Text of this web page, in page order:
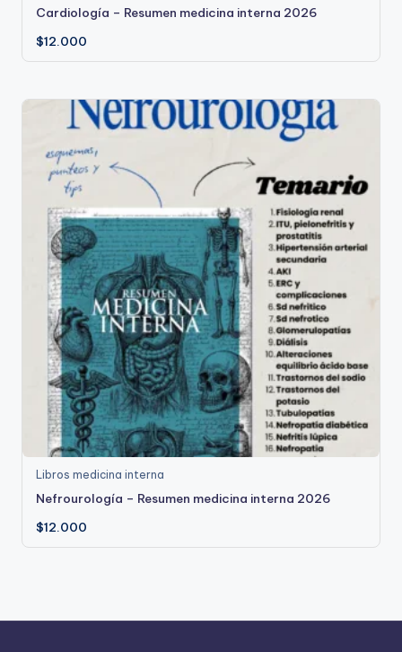
Cardiología – Resumen medicina interna 2026
$12.000
Libros medicina interna
Nefrourología – Resumen medicina interna 2026
$12.000